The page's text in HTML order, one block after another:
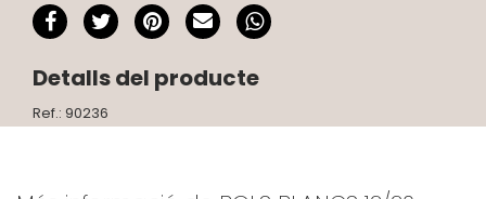
Detalls del producte
Ref.: 90236